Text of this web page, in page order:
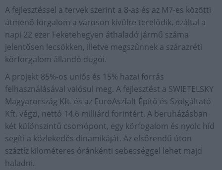
A fejlesztéssel a tervek szerint a 8-as és az M7-es közötti
átmenő forgalom a városon kívülre terelődik, ezáltal a
napi 22 ezer Feketehegyen áthaladó jármű száma
jelentősen lecsökken, illetve megszűnnek a szárazréti
körforgalom állandó dugói.
A projekt 85%-os uniós és 15% hazai forrás
felhasználásával valósul meg. A fejlesztést a SWIETELSKY
Magyarország Kft. és az EuroAszfalt Építő és Szolgáltató
Kft. végzi, nettó 14.6 milliárd forintért. A beruházásban
két különszintű csomópont, egy körfogalom és nyolc híd
segíti a közlekedés dinamikáját. Az elsőrendű úton
száztíz kilométeres óránkénti sebességgel lehet majd
haladni.